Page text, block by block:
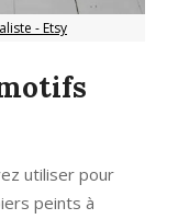
- Etsy
utiliser pour
peints à